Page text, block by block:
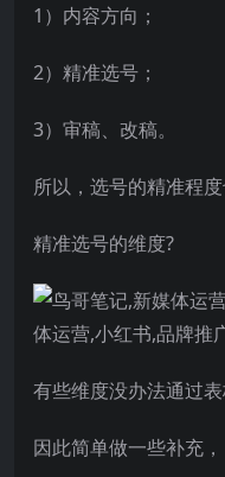
1）内容方向；
2）精准选号；
3）审稿、改稿。
所以，选号的精准程度
精准选号的维度?
有些维度没办法通过表
因此简单做一些补充，